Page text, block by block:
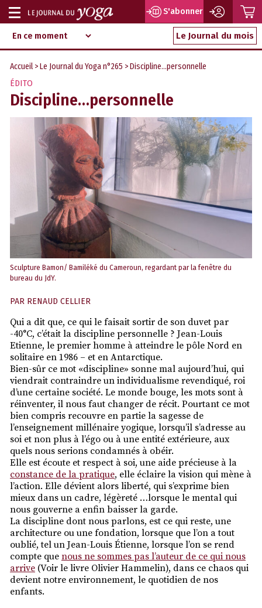
Aller
au
contenu
d‘information
indépendant
Afficher
ou
masquer
la
navigation
S'abonner
Le Journal du mois
Accueil >Le Journal du Yoga n°265 > Discipline…personnelle
ÉDITO
Discipline…personnelle
Sculpture Bamon/ Bamiléké du Cameroun, regardant par la fenêtre du
bureau du JdY.
PAR RENAUD CELLIER
Qui a dit que, ce qui le faisait sortir de son duvet par
-40°C, c’était la discipline personnelle ? Jean-Louis
Etienne, le premier homme à atteindre le pôle Nord en
solitaire en 1986 – et en Antarctique.
Bien-sûr ce mot «discipline» sonne mal aujourd’hui, qui
viendrait contraindre un individualisme revendiqué, roi
d’une certaine société. Le monde bouge, les mots sont à
réinventer, il nous faut changer de récit. Pourtant ce mot
bien compris recouvre en partie la sagesse de
l’enseignement millénaire yogique, lorsqu’il s’adresse au
soi et non plus à l’égo ou à une entité extérieure, aux
quels nous serions condamnés à obéir.
Elle est écoute et respect à soi, une aide précieuse à la
constance de la pratique, elle éclaire la vision qui mène à
l’action. Elle dévient alors liberté, qui s’exprime bien
mieux dans un cadre, légèreté …lorsque le mental qui
nous gouverne a enfin baisser la garde.
La discipline dont nous parlons, est ce qui reste, une
architecture ou une fondation, lorsque que l’on a tout
oublié, tel un Jean-Louis Étienne, lorsque l’on se rend
compte que nous ne sommes pas l’auteur de ce qui nous
arrive (Voir le livre Olivier Hammelin), dans ce chaos qui
devient notre environnement, le quotidien de nos
enfants.